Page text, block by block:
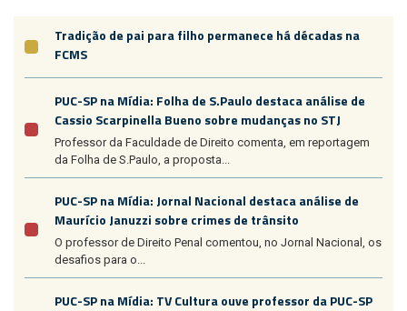
Tradição de pai para filho permanece há décadas na
FCMS
PUC-SP na Mídia: Folha de S.Paulo destaca análise de
Cassio Scarpinella Bueno sobre mudanças no STJ
Professor da Faculdade de Direito comenta, em reportagem
da Folha de S.Paulo, a proposta...
PUC-SP na Mídia: Jornal Nacional destaca análise de
Maurício Januzzi sobre crimes de trânsito
O professor de Direito Penal comentou, no Jornal Nacional, os
desafios para o...
PUC-SP na Mídia: TV Cultura ouve professor da PUC-SP